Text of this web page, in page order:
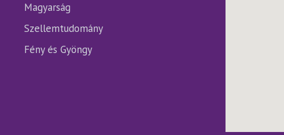
Magyarság
Szellemtudomány
Fény és Gyöngy